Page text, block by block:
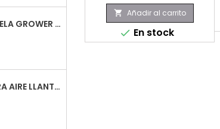
ARANDELA GROWER M7 INOX VESPA
CÁMARA AIRE LLANTA 10 VESPA
base
 Añadir al carrito
 En stock